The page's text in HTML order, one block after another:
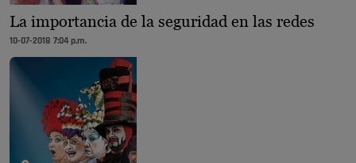
La importancia de la seguridad en las redes
10-07-2018 7:04 p.m.